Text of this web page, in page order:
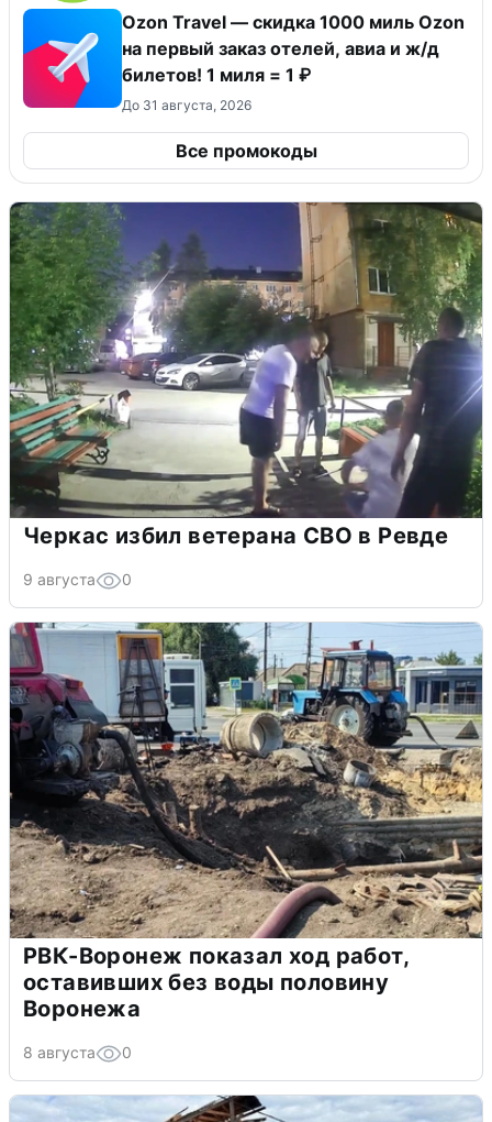
Ozon Travel — скидка 1000 миль Ozon
на первый заказ отелей, авиа и ж/д
билетов! 1 миля = 1 ₽
До 31 августа, 2026
Все промокоды
Черкас избил ветерана СВО в Ревде
9 августа 0
РВК-Воронеж показал ход работ,
оставивших без воды половину
Воронежа
8 августа 0